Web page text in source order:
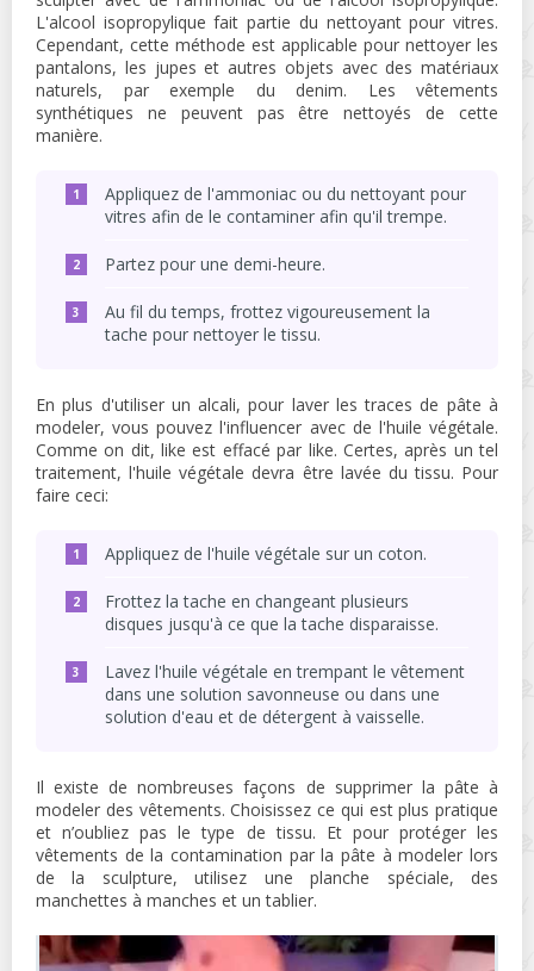
L'alcool isopropylique fait partie du nettoyant pour vitres.
Cependant, cette méthode est applicable pour nettoyer les
pantalons, les jupes et autres objets avec des matériaux
naturels, par exemple du denim. Les vêtements
synthétiques ne peuvent pas être nettoyés de cette
manière.
Appliquez de l'ammoniac ou du nettoyant pour
vitres afin de le contaminer afin qu'il trempe.
Partez pour une demi-heure.
Au fil du temps, frottez vigoureusement la
tache pour nettoyer le tissu.
En plus d'utiliser un alcali, pour laver les traces de pâte à
modeler, vous pouvez l'influencer avec de l'huile végétale.
Comme on dit, like est effacé par like. Certes, après un tel
traitement, l'huile végétale devra être lavée du tissu. Pour
faire ceci:
Appliquez de l'huile végétale sur un coton.
Frottez la tache en changeant plusieurs
disques jusqu'à ce que la tache disparaisse.
Lavez l'huile végétale en trempant le vêtement
dans une solution savonneuse ou dans une
solution d'eau et de détergent à vaisselle.
Il existe de nombreuses façons de supprimer la pâte à
modeler des vêtements. Choisissez ce qui est plus pratique
et n’oubliez pas le type de tissu. Et pour protéger les
vêtements de la contamination par la pâte à modeler lors
de la sculpture, utilisez une planche spéciale, des
manchettes à manches et un tablier.